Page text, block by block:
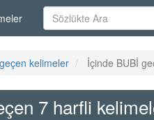
kelimeler İçinde BUBİ
7 harfli